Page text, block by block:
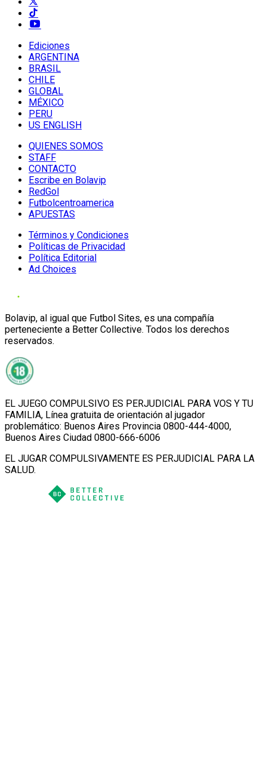
Ediciones
ARGENTINA
BRASIL
CHILE
GLOBAL
MÉXICO
PERU
US ENGLISH
QUIENES SOMOS
STAFF
CONTACTO
Escribe en Bolavip
RedGol
Futbolcentroamerica
APUESTAS
Términos y Condiciones
Políticas de Privacidad
Política Editorial
Ad Choices
Bolavip, al igual que Futbol Sites, es una compañía
perteneciente a Better Collective. Todos los derechos
reservados.
EL JUEGO COMPULSIVO ES PERJUDICIAL PARA VOS Y TU
FAMILIA, Línea gratuita de orientación al jugador
problemático: Buenos Aires Provincia 0800-444-4000,
Buenos Aires Ciudad 0800-666-6006
EL JUGAR COMPULSIVAMENTE ES PERJUDICIAL PARA LA
SALUD.